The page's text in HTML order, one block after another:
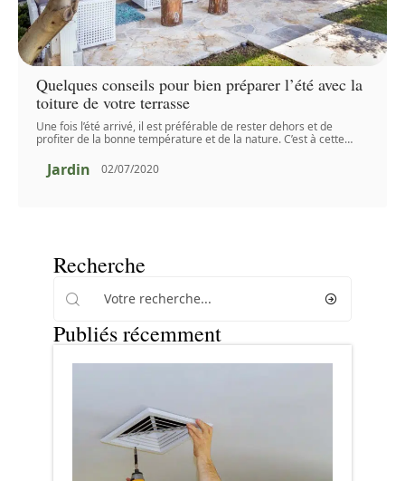
Quelques conseils pour bien préparer l’été avec la
toiture de votre terrasse
Une fois l’été arrivé, il est préférable de rester dehors et de
profiter de la bonne température et de la nature. C’est à cette…
Jardin 02/07/2020
Recherche
Publiés récemment